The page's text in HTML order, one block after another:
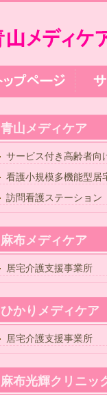
青山メディケア
サービス付き高齢者向
看護小規模多機能型居
訪問看護ステーション
麻布メディケア
居宅介護支援事業所
ひかりメディケア
居宅介護支援事業所
麻布光輝クリニッ